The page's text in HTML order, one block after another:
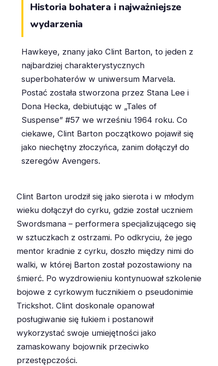
Historia bohatera i najważniejsze
wydarzenia
Hawkeye, znany jako Clint Barton, to jeden z
najbardziej charakterystycznych
superbohaterów w uniwersum Marvela.
Postać została stworzona przez Stana Lee i
Dona Hecka, debiutując w „Tales of
Suspense” #57 we wrześniu 1964 roku. Co
ciekawe, Clint Barton początkowo pojawił się
jako niechętny złoczyńca, zanim dołączył do
szeregów Avengers.
Clint Barton urodził się jako sierota i w młodym
wieku dołączył do cyrku, gdzie został uczniem
Swordsmana – performera specjalizującego się
w sztuczkach z ostrzami. Po odkryciu, że jego
mentor kradnie z cyrku, doszło między nimi do
walki, w której Barton został pozostawiony na
śmierć. Po wyzdrowieniu kontynuował szkolenie
bojowe z cyrkowym łucznikiem o pseudonimie
Trickshot. Clint doskonale opanował
posługiwanie się łukiem i postanowił
wykorzystać swoje umiejętności jako
zamaskowany bojownik przeciwko
przestępczości.